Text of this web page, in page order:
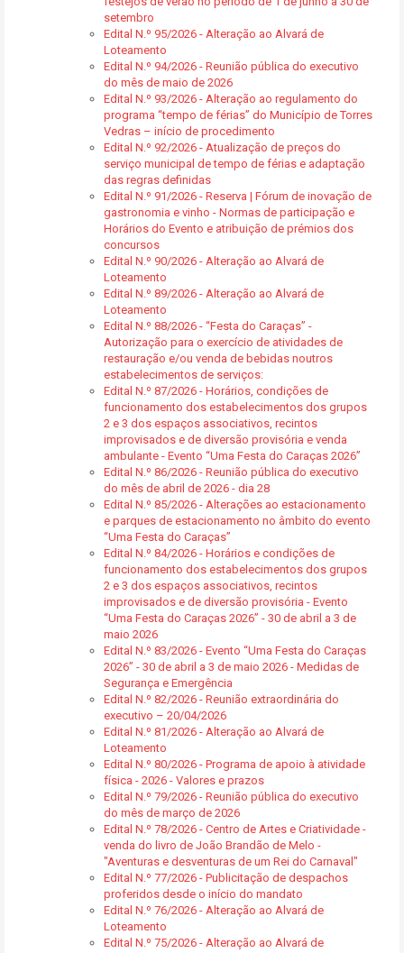
setembro
Edital N.º 95/2026 - Alteração ao Alvará de
Loteamento
Edital N.º 94/2026 - Reunião pública do executivo
do mês de maio de 2026
Edital N.º 93/2026 - Alteração ao regulamento do
programa “tempo de férias” do Município de Torres
Vedras – início de procedimento
Edital N.º 92/2026 - Atualização de preços do
serviço municipal de tempo de férias e adaptação
das regras definidas
Edital N.º 91/2026 - Reserva | Fórum de inovação de
gastronomia e vinho - Normas de participação e
Horários do Evento e atribuição de prémios dos
concursos
Edital N.º 90/2026 - Alteração ao Alvará de
Loteamento
Edital N.º 89/2026 - Alteração ao Alvará de
Loteamento
Edital N.º 88/2026 - “Festa do Caraças” -
Autorização para o exercício de atividades de
restauração e/ou venda de bebidas noutros
estabelecimentos de serviços:
Edital N.º 87/2026 - Horários, condições de
funcionamento dos estabelecimentos dos grupos
2 e 3 dos espaços associativos, recintos
improvisados e de diversão provisória e venda
ambulante - Evento “Uma Festa do Caraças 2026”
Edital N.º 86/2026 - Reunião pública do executivo
do mês de abril de 2026 - dia 28
Edital N.º 85/2026 - Alterações ao estacionamento
e parques de estacionamento no âmbito do evento
“Uma Festa do Caraças”
Edital N.º 84/2026 - Horários e condições de
funcionamento dos estabelecimentos dos grupos
2 e 3 dos espaços associativos, recintos
improvisados e de diversão provisória - Evento
“Uma Festa do Caraças 2026” - 30 de abril a 3 de
maio 2026
Edital N.º 83/2026 - Evento “Uma Festa do Caraças
2026” - 30 de abril a 3 de maio 2026 - Medidas de
Segurança e Emergência
Edital N.º 82/2026 - Reunião extraordinária do
executivo – 20/04/2026
Edital N.º 81/2026 - Alteração ao Alvará de
Loteamento
Edital N.º 80/2026 - Programa de apoio à atividade
física - 2026 - Valores e prazos
Edital N.º 79/2026 - Reunião pública do executivo
do mês de março de 2026
Edital N.º 78/2026 - Centro de Artes e Criatividade -
venda do livro de João Brandão de Melo -
"Aventuras e desventuras de um Rei do Carnaval"
Edital N.º 77/2026 - Publicitação de despachos
proferidos desde o início do mandato
Edital N.º 76/2026 - Alteração ao Alvará de
Loteamento
Edital N.º 75/2026 - Alteração ao Alvará de